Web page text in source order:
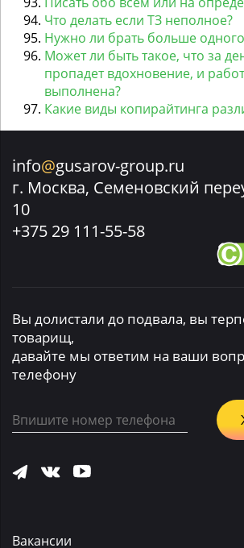
Что делать если ТЗ неполное?
Нужно ли брать больше одного
Может ли быть такое, что за
пропадет вдохновение, и
выполнена?
Какие виды копирайтинга
info@gusarov-group.ru
г. Москва, Семеновский
10
+375 29 111-55-58
Вы долистали до подвала, вы
товарищ,
давайте мы ответим на ваши
телефону
Вакансии